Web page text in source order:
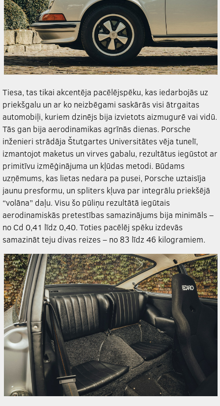
Tiesa, tas tikai akcentēja pacēlējspēku, kas iedarbojās uz
priekšgalu un ar ko neizbēgami saskārās visi ātrgaitas
automobiļi, kuriem dzinējs bija izvietots aizmugurē vai vidū.
Tās gan bija aerodinamikas agrīnās dienas. Porsche
inženieri strādāja Štutgartes Universitātes vēja tunelī,
izmantojot maketus un virves gabalu, rezultātus iegūstot ar
primitīvu izmēģinājuma un kļūdas metodi. Būdams
uzņēmums, kas lietas nedara pa pusei, Porsche uztaisīja
jaunu presformu, un spliters kļuva par integrālu priekšējā
“volāna” daļu. Visu šo pūliņu rezultātā iegūtais
aerodinamiskās pretestības samazinājums bija minimāls –
no Cd 0,41 līdz 0,40. Toties pacēlēj spēku izdevās
samazināt teju divas reizes – no 83 līdz 46 kilogramiem.